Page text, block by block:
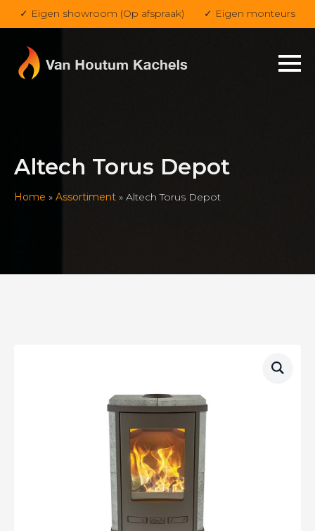
✓ Eigen showroom (Op afspraak) ✓ Eigen monteurs
Altech Torus Depot
Home » Assortiment » Altech Torus Depot